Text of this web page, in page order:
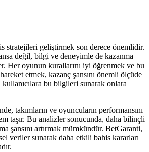
stratejileri geliştirmek son derece önemlidir.
değil, bilgi ve deneyimle de kazanma
Her oyunun kurallarını iyi öğrenmek ve bu
etmek, kazanç şansını önemli ölçüde
kullanıcılara bu bilgileri sunarak onlara
takımların ve oyuncuların performansını
taşır. Bu analizler sonucunda, daha bilinçli
şansını artırmak mümkündür. BetGaranti,
veriler sunarak daha etkili bahis kararları